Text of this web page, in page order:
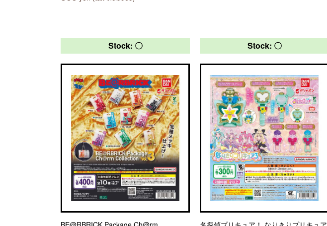
Stock: 〇 Stock: 〇